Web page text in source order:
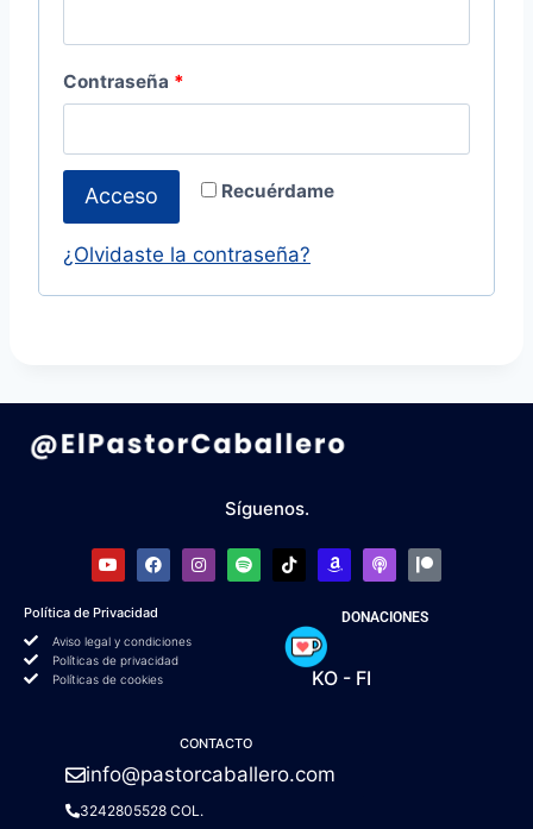
Contraseña *
Recuérdame
Acceso
¿Olvidaste la contraseña?
Síguenos.
Política de Privacidad
Aviso legal y condiciones
Políticas de privacidad
Políticas de cookies
DONACIONES
KO - FI
CONTACTO
info@pastorcaballero.com
3242805528 COL.